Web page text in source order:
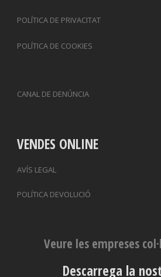
POLÍTICA DE PRIVACITAT
POLÍTICA DE COOKIES
CANAL DE DENÚNCIA
VENDES ONLINE
AVÍS LEGAL
POLÍTICA DEVOLUCIÓ
Veure les empreses
Descarrega la